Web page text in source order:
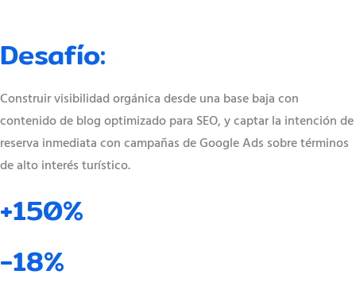
Desafío:
Construir visibilidad orgánica desde una base baja con
contenido de blog optimizado para SEO, y captar la intención de
reserva inmediata con campañas de Google Ads sobre términos
de alto interés turístico.
+150%
-18%